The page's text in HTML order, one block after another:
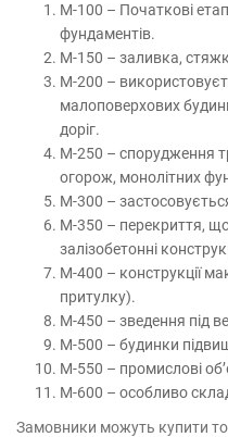
М-100 – Початкові
фундаментів.
М-150 – заливка,
М-200 –
малоповерхових
доріг.
М-250 – спорудження
огорож, монолітних
М-300 –
М-350 – перекриття, що
залізобетонні
М-400 – конструкції
притулку).
М-450 – зведення під
М-500 – будинки
М-550 – промислові
М-600 – особливо
Замовники можуть купити